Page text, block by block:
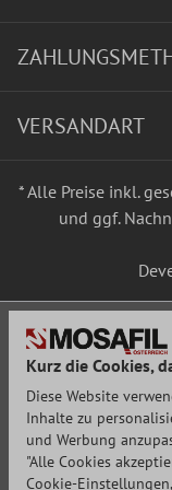
VERSANDART
* Alle Preise inkl.
und ggf.
Kurz die Cookies,
Diese Website
Inhalte zu
und Werbung
"Alle Cookies
Cookie-